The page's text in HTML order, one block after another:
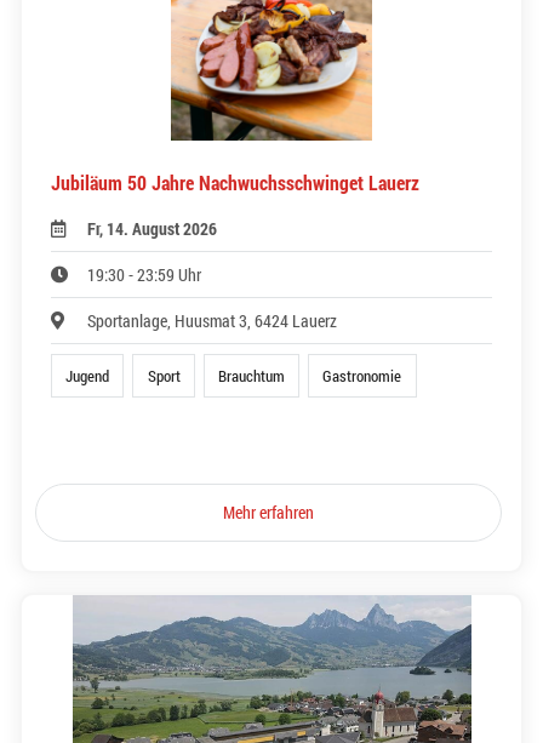
Jubiläum 50 Jahre Nachwuchsschwinget Lauerz
Fr, 14. August 2026
19:30 - 23:59 Uhr
Sportanlage, Huusmat 3, 6424 Lauerz
Jugend Sport Brauchtum Gastronomie
Mehr erfahren